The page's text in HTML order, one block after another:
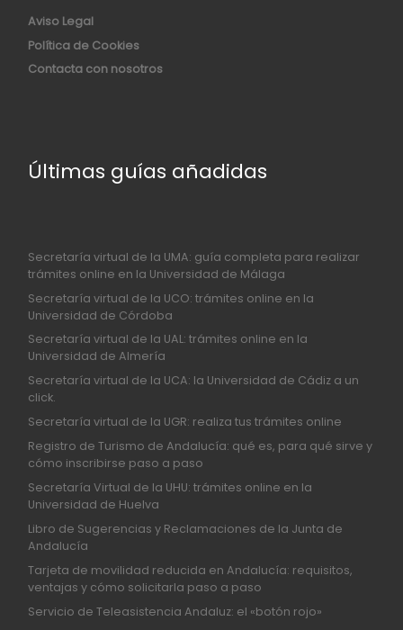
Aviso Legal
Política de Cookies
Contacta con nosotros
Últimas guías añadidas
Secretaría virtual de la UMA: guía completa para realizar
trámites online en la Universidad de Málaga
Secretaría virtual de la UCO: trámites online en la
Universidad de Córdoba
Secretaría virtual de la UAL: trámites online en la
Universidad de Almería
Secretaría virtual de la UCA: la Universidad de Cádiz a un
click.
Secretaría virtual de la UGR: realiza tus trámites online
Registro de Turismo de Andalucía: qué es, para qué sirve y
cómo inscribirse paso a paso
Secretaría Virtual de la UHU: trámites online en la
Universidad de Huelva
Libro de Sugerencias y Reclamaciones de la Junta de
Andalucía
Tarjeta de movilidad reducida en Andalucía: requisitos,
ventajas y cómo solicitarla paso a paso
Servicio de Teleasistencia Andaluz: el «botón rojo»